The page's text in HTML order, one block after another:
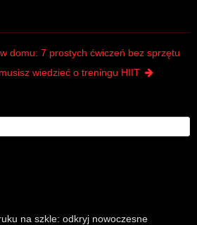
na szkle: odkryj nowoczesne
w domu: 7 prostych ćwiczeń bez sprzętu
wiedzieć o treningu HIIT